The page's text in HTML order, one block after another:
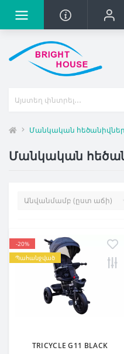
Մանկական հեծանիվներ
Մանկական
-20%
Պահանջված
TRICYCLE G11 BLACK